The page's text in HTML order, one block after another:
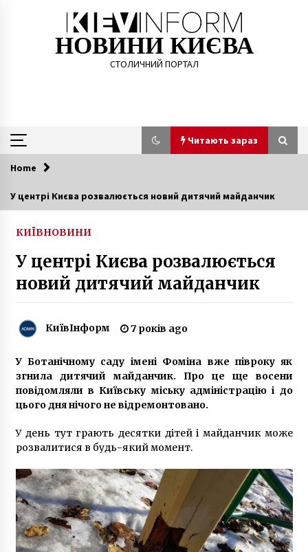
НОВИНИ КИЄВА
СТОЛИЧНИЙ ПОРТАЛ
Читають зараз
Читають зараз
6 місяців ago
Революція на граніті. Як відбувався перший
знепритомніли
6 років ago
Верховний суд скасував рішення Київради
7 років ago
Під Києвом перекинулася фура з пивом
7 років ago
Суд заарештував на два місяці підозрюваних
у вбивстві ювеліра
Home
У центрі Києва розвалюється новий дитячий майданчик
КИЇВНОВИНИ
У центрі Києва розвалюється
новий дитячий майданчик
КиївІнформ 7 років ago
У Ботанічному саду імені Фоміна вже півроку як
згнила дитячий майданчик. Про це ще восени
повідомляли в Київську міську адміністрацію і до
цього дня нічого не відремонтовано.
У день тут грають десятки дітей і майданчик може
розвалитися в будь-який момент.